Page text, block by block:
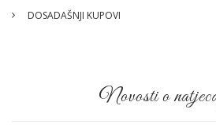
DOSADAŠNJI KUPOVI
Novosti o